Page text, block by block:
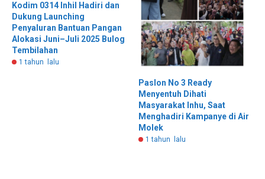
Kodim 0314 Inhil Hadiri dan
Dukung Launching
Penyaluran Bantuan Pangan
Alokasi Juni–Juli 2025 Bulog
Tembilahan
1 tahun lalu
Paslon No 3 Ready
Menyentuh Dihati
Masyarakat Inhu, Saat
Menghadiri Kampanye di Air
Molek
1 tahun lalu